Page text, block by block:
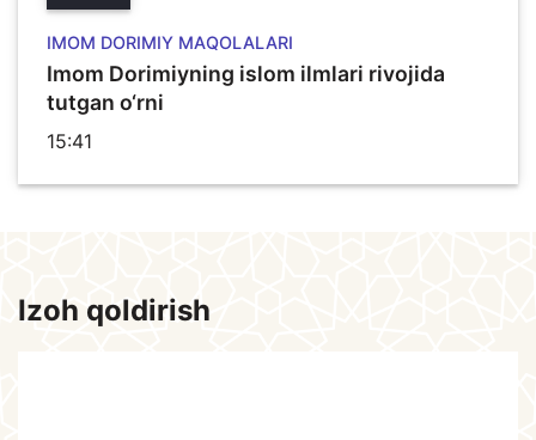
IMOM DORIMIY MAQOLALARI
Imom Dorimiyning islom ilmlari rivojida
tutgan o‘rni
15:41
Izoh qoldirish